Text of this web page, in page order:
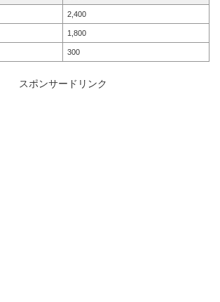
2,400
1,800
300
スポンサードリンク